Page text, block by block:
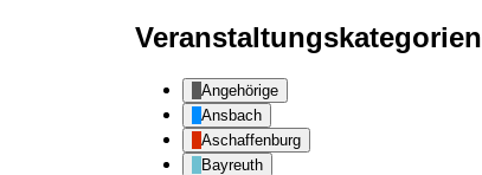
Veranstaltungskategorien
Angehörige
Ansbach
Aschaffenburg
Bayreuth